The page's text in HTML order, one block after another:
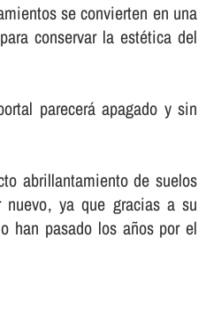
se convierten en una
conservar la estética del
parecerá apagado y sin
abrillantamiento de suelos
nuevo, ya que gracias a su
han pasado los años por el